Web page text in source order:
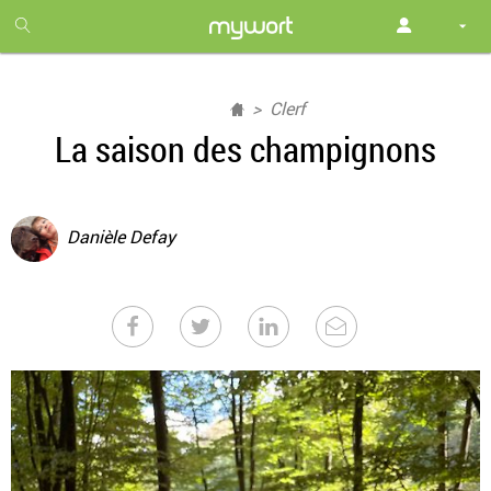
month
free
Clerf
La saison des champignons
Danièle Defay